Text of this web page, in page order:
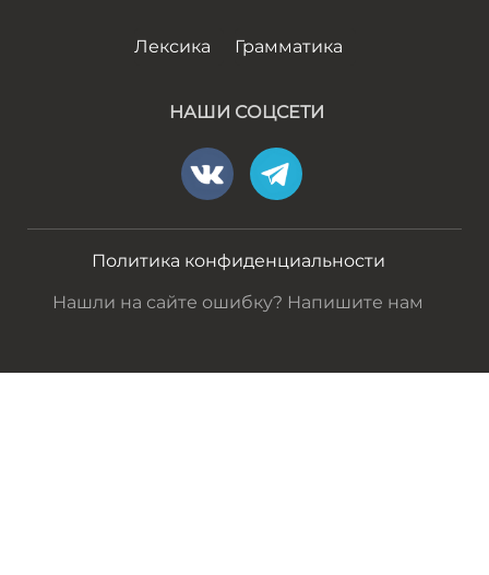
Лексика Грамматика
НАШИ СОЦСЕТИ
Политика конфиденциальности
Нашли на сайте ошибку? Напишите нам